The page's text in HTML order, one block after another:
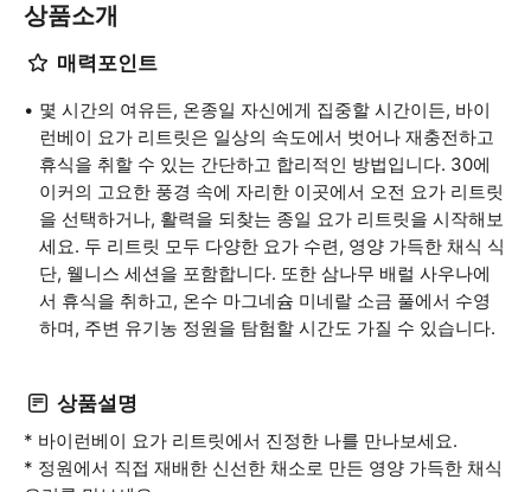
상품소개
매력포인트
몇 시간의 여유든, 온종일 자신에게 집중할 시간이든, 바이
런베이 요가 리트릿은 일상의 속도에서 벗어나 재충전하고
휴식을 취할 수 있는 간단하고 합리적인 방법입니다. 30에
이커의 고요한 풍경 속에 자리한 이곳에서 오전 요가 리트릿
을 선택하거나, 활력을 되찾는 종일 요가 리트릿을 시작해보
세요. 두 리트릿 모두 다양한 요가 수련, 영양 가득한 채식 식
단, 웰니스 세션을 포함합니다. 또한 삼나무 배럴 사우나에
서 휴식을 취하고, 온수 마그네슘 미네랄 소금 풀에서 수영
하며, 주변 유기농 정원을 탐험할 시간도 가질 수 있습니다.
상품설명
* 바이런베이 요가 리트릿에서 진정한 나를 만나보세요.
* 정원에서 직접 재배한 신선한 채소로 만든 영양 가득한 채식